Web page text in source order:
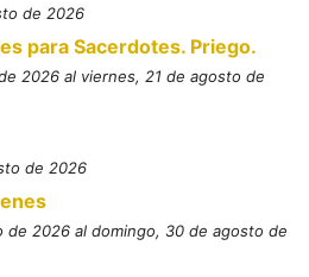
de 2026
para Sacerdotes. Priego.
2026 al viernes, 21 de agosto de
de 2026
de 2026 al domingo, 30 de agosto de